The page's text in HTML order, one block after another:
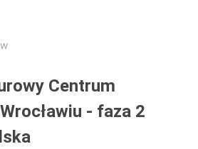
Centrum
- faza 2